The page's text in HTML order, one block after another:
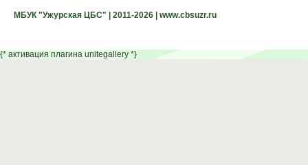
МБУК "Ужурская ЦБС" | 2011-2026 | www.cbsuzr.ru
{* активация плагина unitegallery *}